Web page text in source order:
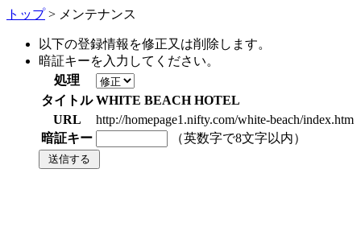
トップ> メンテナンス
以下の登録情報を修正又は削除します。
暗証キーを入力してください。
処理
タイトル WHITE BEACH HOTEL
URL
http://homepage1.nifty.com/white-beach/index.htm
暗証キー
（英数字で8文字以内）